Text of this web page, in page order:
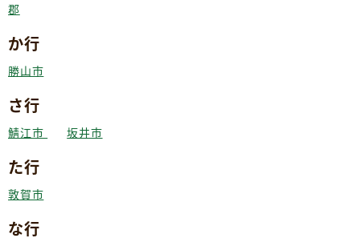
郡
か行
勝山市
さ行
鯖江市 坂井市
た行
敦賀市
な行